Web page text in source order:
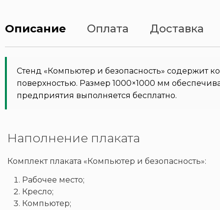
Описание Оплата Доставка
Стенд «Компьютер и безопасность» содержит
поверхностью. Размер 1000×1000 мм
предприятия выполняется бесплатно.
Наполнение плаката
Комплект плаката «Компьютер и безопасность»:
Рабочее место;
Кресло;
Компьютер;